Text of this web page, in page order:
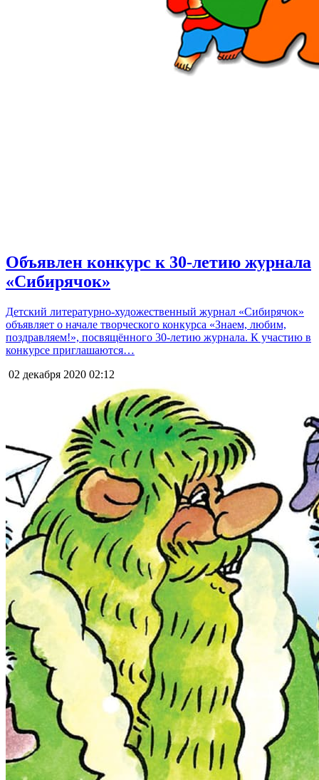
Объявлен конкурс к 30-летию журнала
«Сибирячок»
Детский литературно-художественный журнал «Сибирячок»
объявляет о начале творческого конкурса «Знаем, любим,
поздравляем!», посвящённого 30-летию журнала. К участию в
конкурсе приглашаются…
02 декабря 2020 02:12